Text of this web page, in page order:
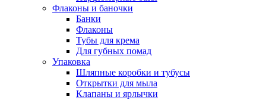
Флаконы и баночки
Банки
Флаконы
Тубы для крема
Для губных помад
Упаковка
Шляпные коробки и тубусы
Открытки для мыла
Клапаны и ярлычки